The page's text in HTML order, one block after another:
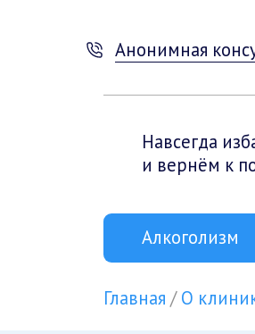
Анонимная
Навсегда
и вернём к
Алкоголизм
Главная О